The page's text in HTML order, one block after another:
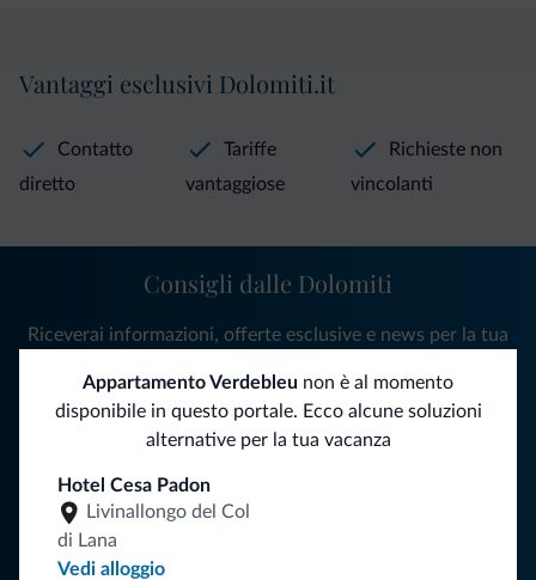
Appartamento Verdebleu non è al momento
disponibile in questo portale. Ecco alcune soluzioni
alternative per la tua vacanza
Hotel Cesa Padon
Livinallongo del Col
di Lana
Vedi alloggio
Vantaggi esclusivi Dolomiti.it
Contatto
diretto
Tariffe
vantaggiose
Richieste non
vincolanti
Consigli dalle Dolomiti
Riceverai informazioni, offerte esclusive e news per la tua